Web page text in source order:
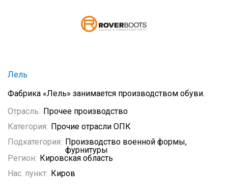
Лель
Фабрика «Лель» занимается производством обуви.
Отрасль: Прочее производство
Категория: Прочие отрасли ОПК
Подкатегория: Производство военной формы,
фурнитуры
Регион: Кировская область
Нас. пункт: Киров